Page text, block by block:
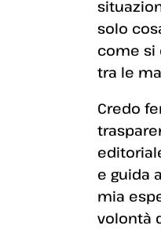
solo
come si
tra le
Credo
e guida
mia
volontà